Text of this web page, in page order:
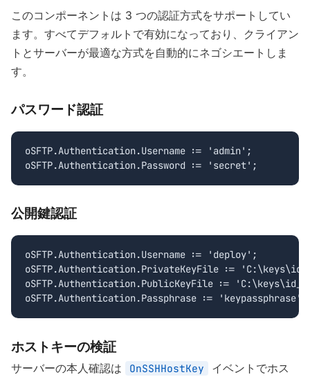
このコンポーネントは 3 つの認証方式をサポートしてい
ます。すべてデフォルトで有効になっており、クライアン
トとサーバーが最適な方式を自動的にネゴシエートしま
す。
パスワード認証
oSFTP.Authentication.Username := 'admin';
oSFTP.Authentication.Password := 'secret';
公開鍵認証
oSFTP.Authentication.Username := 'deploy';
oSFTP.Authentication.PrivateKeyFile :=
oSFTP.Authentication.PublicKeyFile :=
oSFTP.Authentication.Passphrase := 'keypassphrase';
ホストキーの検証
サーバーの本人確認は OnSSHHostKey イベントでホス